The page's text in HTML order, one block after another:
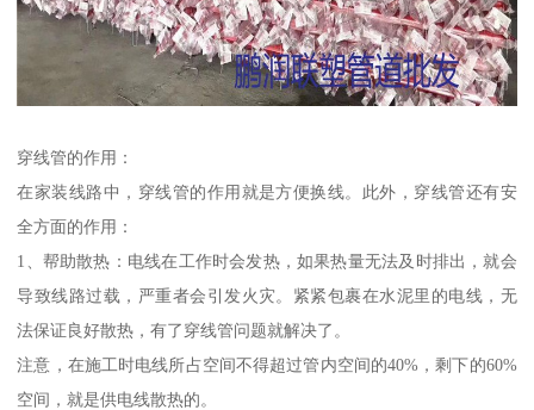
穿线管的作用：
在家装线路中，穿线管的作用就是方便换线。此外，穿线管还有安
全方面的作用：
1、帮助散热：电线在工作时会发热，如果热量无法及时排出，就会
导致线路过载，严重者会引发火灾。紧紧包裹在水泥里的电线，无
法保证良好散热，有了穿线管问题就解决了。
注意，在施工时电线所占空间不得超过管内空间的40%，剩下的60%
空间，就是供电线散热的。